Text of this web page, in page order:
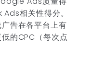
相关性得分。
告在各平台上有
的CPC（每次点